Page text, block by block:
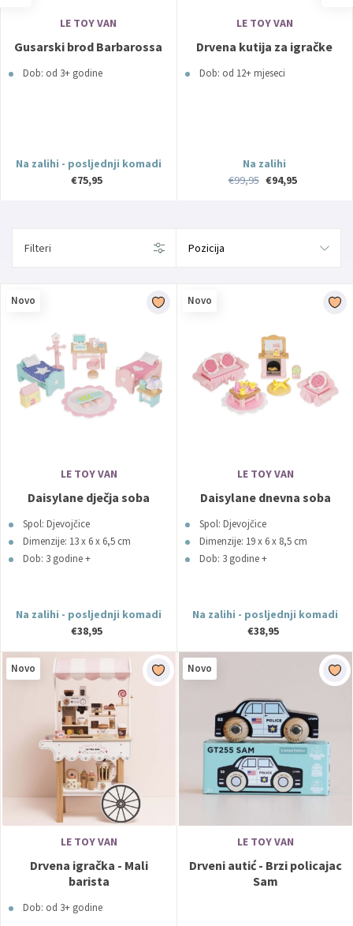
LE TOY VAN
Gusarski brod Barbarossa
Dob: od 3+ godine
Na zalihi - posljednji komadi
€75,95
LE TOY VAN
Drvena kutija za igračke
Dob: od 12+ mjeseci
Na zalihi
€99,95 €94,95
Filteri
Novo
LE TOY VAN
Daisylane dječja soba
Spol: Djevojčice
Dimenzije: 13 x 6 x 6,5 cm
Dob: 3 godine +
Na zalihi - posljednji komadi
€38,95
Novo
LE TOY VAN
Daisylane dnevna soba
Spol: Djevojčice
Dimenzije: 19 x 6 x 8,5 cm
Dob: 3 godine +
Na zalihi - posljednji komadi
€38,95
Novo
LE TOY VAN
Drvena igračka - Mali
barista
Dob: od 3+ godine
Novo
LE TOY VAN
Drveni autić - Brzi policajac
Sam